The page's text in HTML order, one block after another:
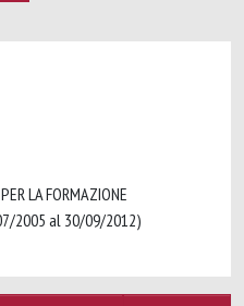
LA FORMAZIONE
2005 al 30/09/2012)